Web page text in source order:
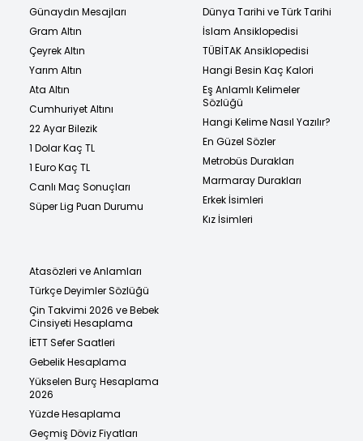
Günaydın Mesajları
Gram Altın
Çeyrek Altın
Yarım Altın
Ata Altın
Cumhuriyet Altını
22 Ayar Bilezik
1 Dolar Kaç TL
1 Euro Kaç TL
Canlı Maç Sonuçları
Süper Lig Puan Durumu
Dünya Tarihi ve Türk Tarihi
İslam Ansiklopedisi
TÜBİTAK Ansiklopedisi
Hangi Besin Kaç Kalori
Eş Anlamlı Kelimeler
Sözlüğü
Hangi Kelime Nasıl Yazılır?
En Güzel Sözler
Metrobüs Durakları
Marmaray Durakları
Erkek İsimleri
Kız İsimleri
Atasözleri ve Anlamları
Türkçe Deyimler Sözlüğü
Çin Takvimi 2026 ve Bebek
Cinsiyeti Hesaplama
İETT Sefer Saatleri
Gebelik Hesaplama
Yükselen Burç Hesaplama
2026
Yüzde Hesaplama
Geçmiş Döviz Fiyatları